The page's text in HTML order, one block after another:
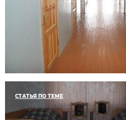
СТАТЬЯ ПО ТЕМЕ